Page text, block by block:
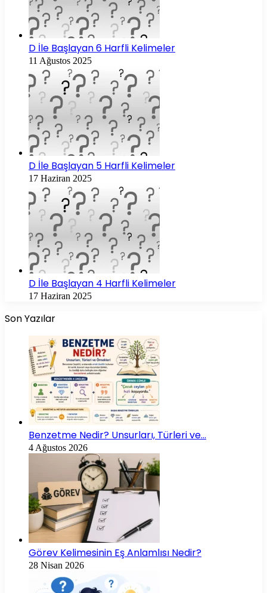
D İle Başlayan 6 Harfli Kelimeler
11 Ağustos 2025
D İle Başlayan 5 Harfli Kelimeler
17 Haziran 2025
D İle Başlayan 4 Harfli Kelimeler
17 Haziran 2025
Son Yazılar
Benzetme Nedir? Unsurları, Türleri ve…
4 Ağustos 2026
Görev Kelimesinin Eş Anlamlısı Nedir?
28 Nisan 2026